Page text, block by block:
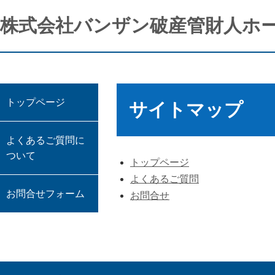
株式会社バンザン破産管財人ホ
トップページ
よくあるご質問に
ついて
お問合せフォーム
サイトマップ
トップページ
よくあるご質問
お問合せ